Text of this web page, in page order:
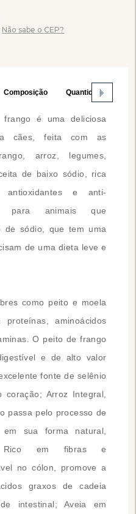
Não sabe o CEP?
Composição Quantidade
é uma deliciosa
cães, feita com as
arroz, legumes,
de baixo sódio, rica
e anti-
para animais que
de sódio, que tem uma
de uma dieta leve e
como peito e moela
aminoácidos
O peito de frango
e de alto valor
fonte de selênio
Arroz Integral,
passa pelo processo de
sua forma natural,
Rico em fibras e
no cólon, promove a
graxos de cadeia
intestinal; Aveia em